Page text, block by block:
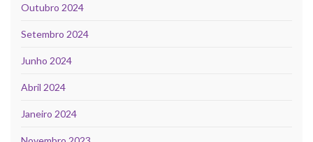
Outubro 2024
Setembro 2024
Junho 2024
Abril 2024
Janeiro 2024